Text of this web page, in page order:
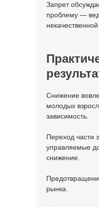
Запрет
проблему —
Снижение
молодых
зависимость.
Переход части
управляемые
снижение.
рынка.